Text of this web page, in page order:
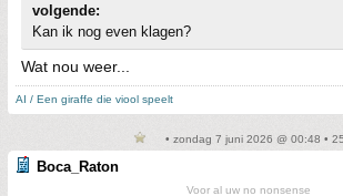
volgende:
Kan ik nog even klagen?
Wat nou weer...
AI / Een giraffe die viool speelt
• zondag 7 juni 2026 @ 00:48 • 25
Boca_Raton
Voor al uw no nonsense